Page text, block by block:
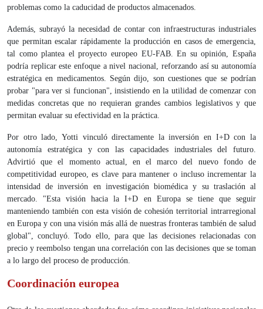
problemas como la caducidad de productos almacenados.
Además, subrayó la necesidad de contar con infraestructuras industriales
que permitan escalar rápidamente la producción en casos de emergencia,
tal como plantea el proyecto europeo EU-FAB. En su opinión, España
podría replicar este enfoque a nivel nacional, reforzando así su autonomía
estratégica en medicamentos. Según dijo, son cuestiones que se podrían
probar "para ver si funcionan", insistiendo en la utilidad de comenzar con
medidas concretas que no requieran grandes cambios legislativos y que
permitan evaluar su efectividad en la práctica.
Por otro lado, Yotti vinculó directamente la inversión en I+D con la
autonomía estratégica y con las capacidades industriales del futuro.
Advirtió que el momento actual, en el marco del nuevo fondo de
competitividad europeo, es clave para mantener o incluso incrementar la
intensidad de inversión en investigación biomédica y su traslación al
mercado. "Esta visión hacia la I+D en Europa se tiene que seguir
manteniendo también con esta visión de cohesión territorial intrarregional
en Europa y con una visión más allá de nuestras fronteras también de salud
global", concluyó. Todo ello, para que las decisiones relacionadas con
precio y reembolso tengan una correlación con las decisiones que se toman
a lo largo del proceso de producción.
Coordinación europea